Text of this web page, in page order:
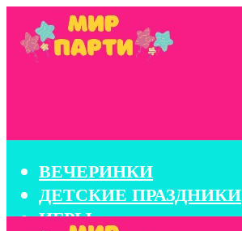
ВЕЧЕРИНКИ
ДЕТСКИЕ ПРАЗДНИКИ
ИГРЫ